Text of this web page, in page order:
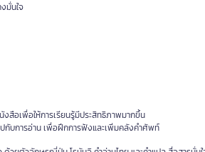
มั่นใจ
สือเพื่อให้การเรียนรู้มีประสิทธิภาพมากขึ้น
บการอ่าน เพื่อฝึกการฟังและเพิ่มคลังคำศัพท์